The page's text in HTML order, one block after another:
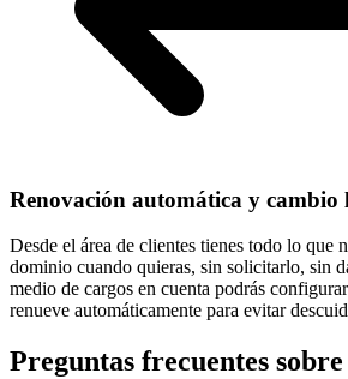
Renovación automática y cambio
Desde el área de clientes tienes todo lo que
dominio cuando quieras, sin solicitarlo, sin
medio de cargos en cuenta podrás
renueve automáticamente para evitar
Preguntas frecuentes sobre